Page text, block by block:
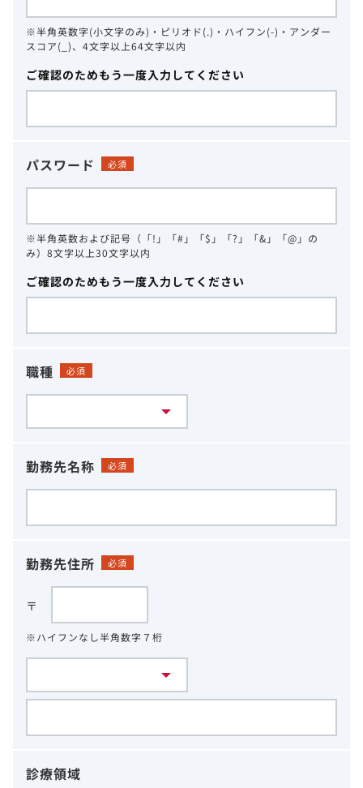
※半角英数字(小文字のみ)・ピリオド(.)・ハイフン(-)・アンダー
スコア(_)、4文字以上64文字以内
ご確認のためもう一度入力してください
パスワード 必須
※半角英数および記号（「!」「#」「$」「?」「&」「@」の
み）8文字以上30文字以内
ご確認のためもう一度入力してください
職種 必須
勤務先名称 必須
勤務先住所 必須
〒
※ハイフンなし半角数字７桁
診療領域